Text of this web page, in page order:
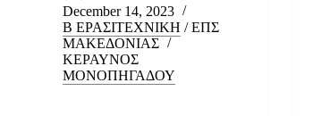
December 14, 2023
Β ΕΡΑΣΙΤΕΧΝΙΚΗ /ΕΠΣ
ΜΑΚΕΔΟΝΙΑΣ
ΚΕΡΑΥΝΟΣ
ΜΟΝΟΠΗΓΑΔΟΥ